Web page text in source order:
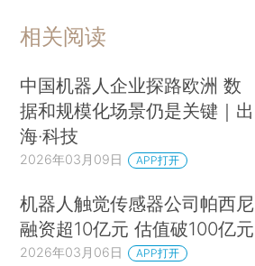
相关阅读
中国机器人企业探路欧洲 数
据和规模化场景仍是关键｜出
海·科技
2026年03月09日 APP打开
机器人触觉传感器公司帕西尼
融资超10亿元 估值破100亿元
2026年03月06日 APP打开